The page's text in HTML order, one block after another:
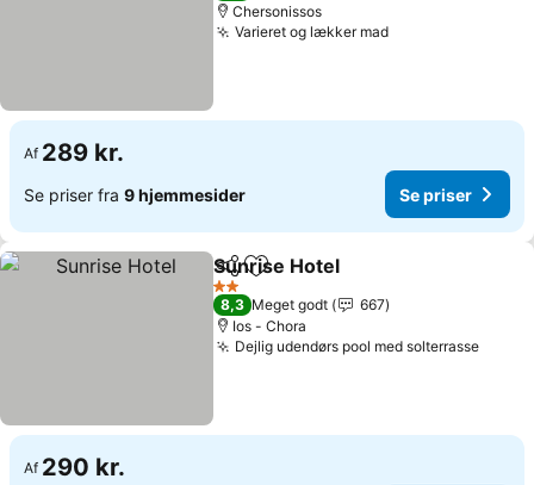
Chersonissos
Varieret og lækker mad
Af 289 kr.
Se priser fra 9 hjemmesider Se priser
Del Føj til favoritter
Sunrise Hotel
2 Stjerner
8,3 Meget godt
667
Ios - Chora
Dejlig udendørs pool med solterrasse
Af 290 kr.